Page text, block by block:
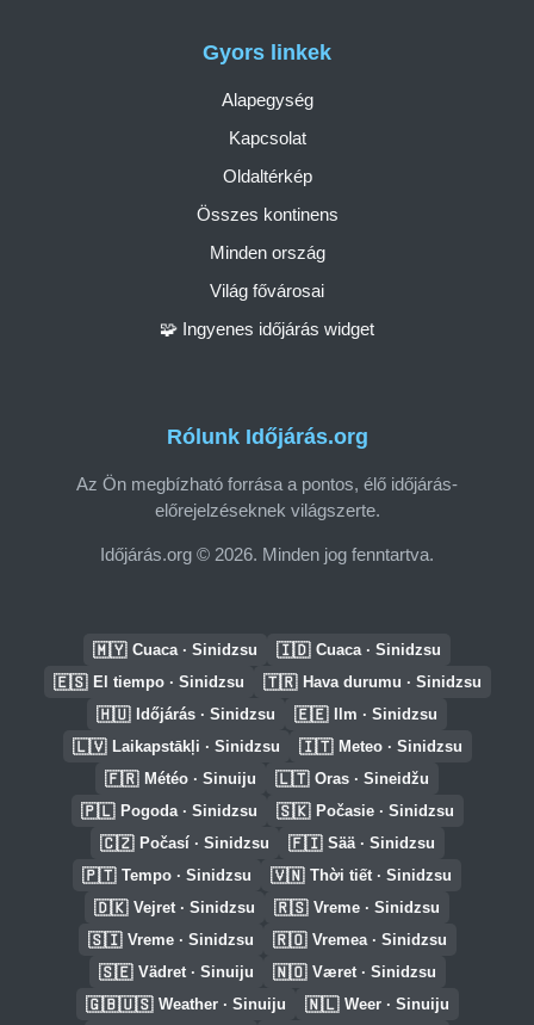
Rólunk Időjárás.org
Az Ön megbízható forrása a pontos, élő időjárás-
előrejelzéseknek világszerte.
Időjárás.org © 2026. Minden jog fenntartva.
Gyors linkek
Alapegység
Kapcsolat
Oldaltérkép
Összes kontinens
Minden ország
Világ fővárosai
🧩 Ingyenes időjárás widget
🇲🇾 Cuaca · Sinidzsu 🇮🇩 Cuaca · Sinidzsu
🇪🇸 El tiempo · Sinidzsu 🇹🇷 Hava durumu · Sinidzsu
🇭🇺 Időjárás · Sinidzsu 🇪🇪 Ilm · Sinidzsu
🇱🇻 Laikapstākļi · Sinidzsu 🇮🇹 Meteo · Sinidzsu
🇫🇷 Météo · Sinuiju 🇱🇹 Oras · Sineidžu
🇵🇱 Pogoda · Sinidzsu 🇸🇰 Počasie · Sinidzsu
🇨🇿 Počasí · Sinidzsu 🇫🇮 Sää · Sinidzsu
🇵🇹 Tempo · Sinidzsu 🇻🇳 Thời tiết · Sinidzsu
🇩🇰 Vejret · Sinidzsu 🇷🇸 Vreme · Sinidzsu
🇸🇮 Vreme · Sinidzsu 🇷🇴 Vremea · Sinidzsu
🇸🇪 Vädret · Sinuiju 🇳🇴 Været · Sinidzsu
🇬🇧🇺🇸 Weather · Sinuiju 🇳🇱 Weer · Sinuiju